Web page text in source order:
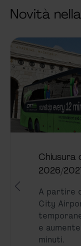
Novità
Chiusura
2026/
A partire
City
e
minuti.